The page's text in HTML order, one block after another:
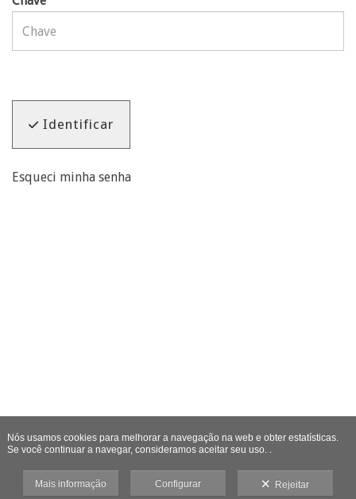
Identificar
Esqueci minha senha
Nós usamos cookies para melhorar a navegação na web e obter estatísticas.
Se você continuar a navegar, consideramos aceitar seu uso. .
Mais informação Configurar Rejeitar